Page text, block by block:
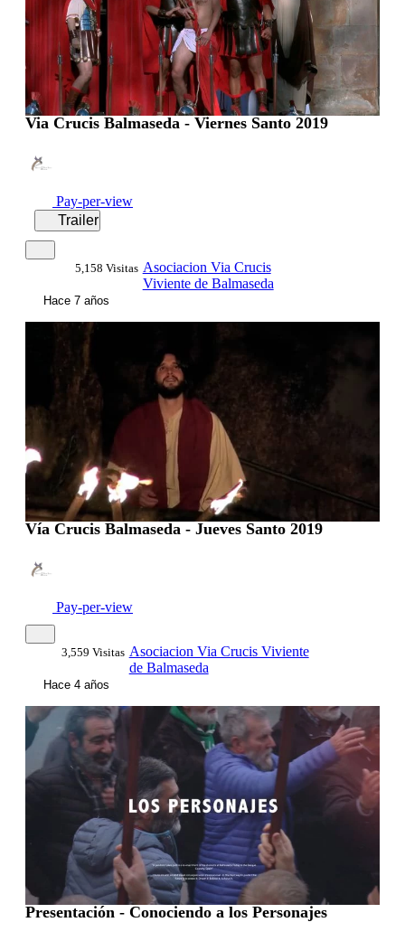
Via Crucis Balmaseda - Viernes Santo 2019
Pay-per-view
Trailer
5,158 Visitas Asociacion Via Crucis
Viviente de Balmaseda
Hace 7 años
Vía Crucis Balmaseda - Jueves Santo 2019
Pay-per-view
3,559 Visitas Asociacion Via Crucis Viviente
de Balmaseda
Hace 4 años
00:01:36
Presentación - Conociendo a los Personajes